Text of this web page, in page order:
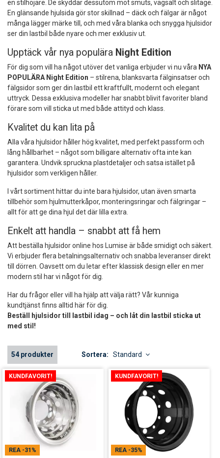
en stilhöjare. De skyddar dessutom mot smuts, vägsalt och slitage.
En glänsande hjulsida gör stor skillnad – däck och fälgar är något
många lägger märke till, och med våra blanka och snygga hjulsidor
ser din lastbil både nyare och mer exklusiv ut.
Upptäck vår nya populära Night Edition
För dig som vill ha något utöver det vanliga erbjuder vi nu våra NYA
POPULÄRA Night Edition – stilrena, blanksvarta fälginsatser och
fälgsidor som ger din lastbil ett kraftfullt, modernt och elegant
uttryck. Dessa exklusiva modeller har snabbt blivit favoriter bland
förare som vill sticka ut med både attityd och klass.
Kvalitet du kan lita på
Alla våra hjulsidor håller hög kvalitet, med perfekt passform och
lång hållbarhet – något som billigare alternativ ofta inte kan
garantera. Undvik spruckna plastdetaljer och satsa istället på
hjulsidor som verkligen håller.
I vårt sortiment hittar du inte bara hjulsidor, utan även smarta
tillbehör som hjulmutterkåpor, monteringsringar och fälgringar –
allt för att ge dina hjul det där lilla extra.
Enkelt att handla – snabbt att få hem
Att beställa hjulsidor online hos Lumise är både smidigt och säkert.
Vi erbjuder flera betalningsalternativ och snabba leveranser direkt
till dörren. Oavsett om du letar efter klassisk design eller en mer
modern stil har vi något för dig.
Har du frågor eller vill ha hjälp att välja rätt? Vår kunniga
kundtjänst finns alltid här för dig.
Beställ hjulsidor till lastbil idag – och låt din lastbil sticka ut
med stil!
KUNDFAVORIT!
REA -31%
KUNDFAVORIT!
REA -35%
54 produkter Sortera: Standard